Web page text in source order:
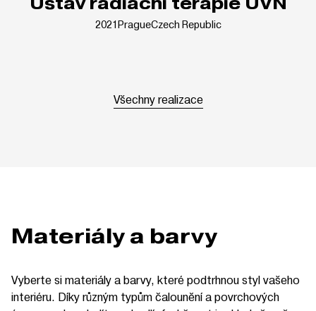
2021PragueCzech Republic
Všechny realizace
Materiály a barvy
Vyberte si materiály a barvy, které podtrhnou styl vašeho
interiéru. Díky různým typům čalounění a povrchových